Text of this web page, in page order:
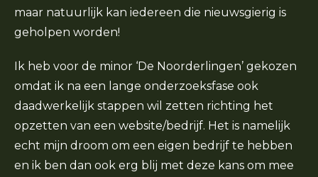
maar natuurlijk kan iedereen die nieuwsgierig is
geholpen worden!
Ik heb voor de minor ‘De Noorderlingen’ gekozen
omdat ik na een lange onderzoeksfase ook
daadwerkelijk stappen wil zetten richting het
opzetten van een website/bedrijf. Het is namelijk
echt mijn droom om een eigen bedrijf te hebben
en ik ben dan ook erg blij met deze kans om mee